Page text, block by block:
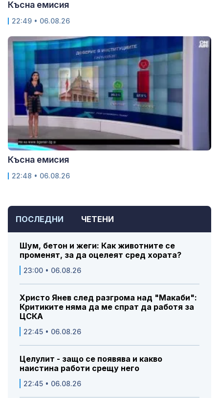
ПОСЛЕДНИ ЧЕТЕНИ
Шум, бетон и жеги: Как животните се
променят, за да оцелеят сред хората?
23:00 • 06.08.26
Христо Янев след разгрома над "Макаби":
Критиките няма да ме спрат да работя за
ЦСКА
22:45 • 06.08.26
Целулит - защо се появява и какво
наистина работи срещу него
22:45 • 06.08.26
Късна емисия
22:49 • 06.08.26
Късна емисия
22:48 • 06.08.26